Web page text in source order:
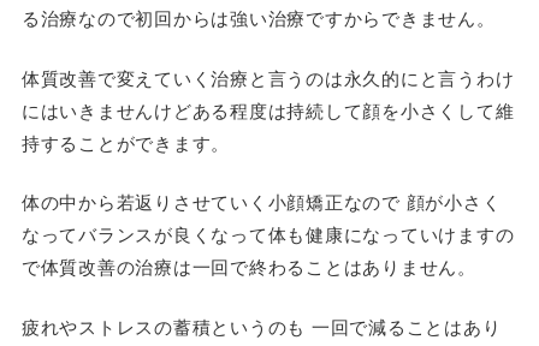
る治療なので初回からは強い治療ですからできません。
体質改善で変えていく治療と言うのは永久的にと言うわけ
にはいきませんけどある程度は持続して顔を小さくして維
持することができます。
体の中から若返りさせていく小顔矯正なので 顔が小さく
なってバランスが良くなって体も健康になっていけますの
で体質改善の治療は一回で終わることはありません。
疲れやストレスの蓄積というのも 一回で減ることはあり